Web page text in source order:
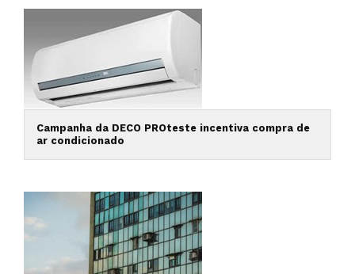
Campanha da DECO PROteste incentiva compra de
ar condicionado